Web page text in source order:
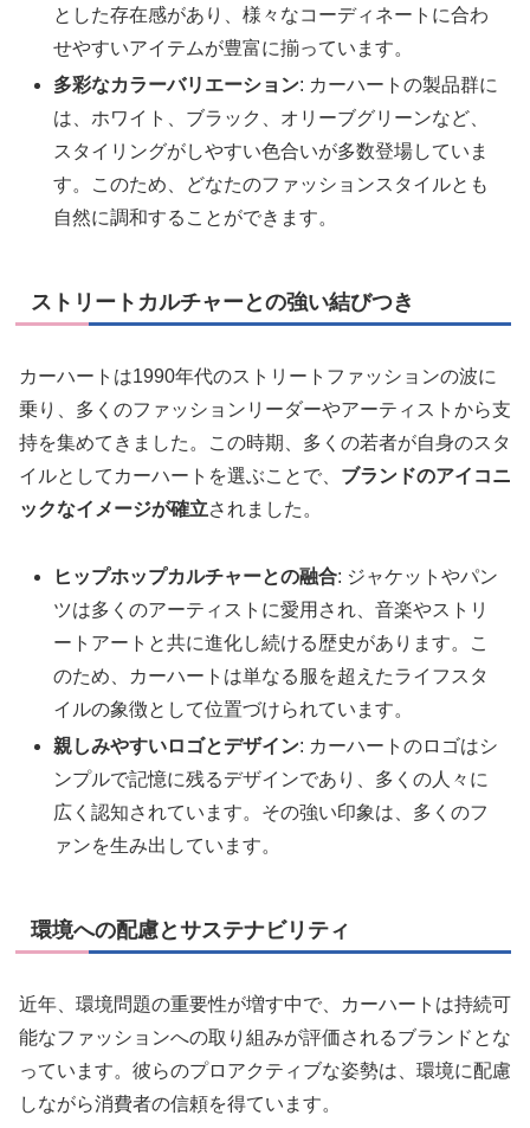
とした存在感があり、様々なコーディネートに合わ
せやすいアイテムが豊富に揃っています。
多彩なカラーバリエーション: カーハートの製品群に
は、ホワイト、ブラック、オリーブグリーンなど、
スタイリングがしやすい色合いが多数登場していま
す。このため、どなたのファッションスタイルとも
自然に調和することができます。
ストリートカルチャーとの強い結びつき
カーハートは1990年代のストリートファッションの波に
乗り、多くのファッションリーダーやアーティストから支
持を集めてきました。この時期、多くの若者が自身のスタ
イルとしてカーハートを選ぶことで、 ブランドのアイコニ
ックなイメージが確立されました。
ヒップホップカルチャーとの融合: ジャケットやパン
ツは多くのアーティストに愛用され、音楽やストリ
ートアートと共に進化し続ける歴史があります。こ
のため、カーハートは単なる服を超えたライフスタ
イルの象徴として位置づけられています。
親しみやすいロゴとデザイン: カーハートのロゴはシ
ンプルで記憶に残るデザインであり、多くの人々に
広く認知されています。その強い印象は、多くのフ
ァンを生み出しています。
環境への配慮とサステナビリティ
近年、環境問題の重要性が増す中で、カーハートは持続可
能なファッションへの取り組みが評価されるブランドとな
っています。彼らのプロアクティブな姿勢は、環境に配慮
しながら消費者の信頼を得ています。